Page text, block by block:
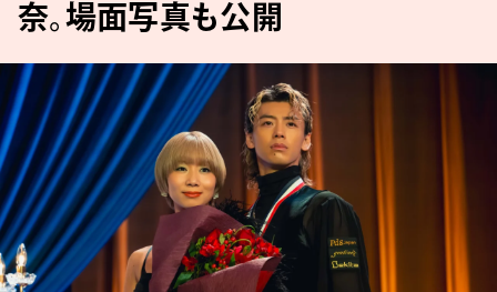
奈。場面写真も公開